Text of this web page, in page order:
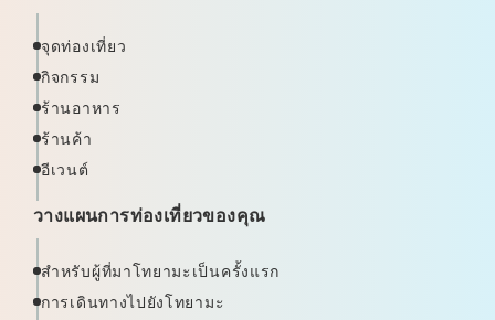
จุดท่องเที่ยว
กิจกรรม
ร้านอาหาร
ร้านค้า
อีเวนต์
วางแผนการท่องเที่ยวของคุณ
สำหรับผู้ที่มาโทยามะเป็นครั้งแรก
การเดินทางไปยังโทยามะ